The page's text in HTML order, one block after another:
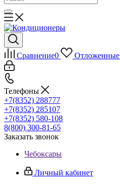
Сравнение0 Отложенные
Телефоны
+7(8352) 288777
+7(8352) 285107
+7(8352) 580-108
8(800) 300-81-65
Заказать звонок
Чебоксары
Личный кабинет